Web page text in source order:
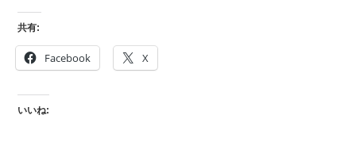
共有:
Facebook X
いいね: